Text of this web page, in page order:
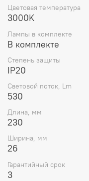
Цветовая температура
3000K
Лампы в комплекте
В комплекте
Степень защиты
IP20
Световой поток, Lm
530
Длина, мм
230
Ширина, мм
26
Гарантийный срок
3